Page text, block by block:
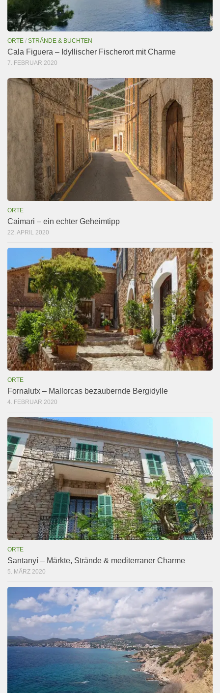
ORTE / STRÄNDE & BUCHTEN
Cala Figuera – Idyllischer Fischerort mit Charme
7. FEBRUAR 2020
ORTE
Caimari – ein echter Geheimtipp
22. APRIL 2020
ORTE
Fornalutx – Mallorcas bezaubernde Bergidylle
4. FEBRUAR 2020
ORTE
Santanyí – Märkte, Strände & mediterraner Charme
5. MÄRZ 2020